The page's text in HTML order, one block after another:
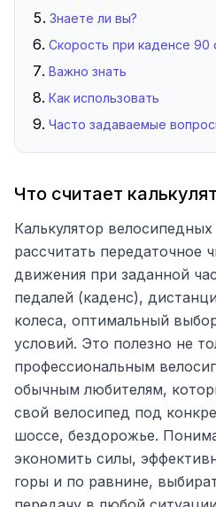
Знаете ли вы?
Скорость при каденсе 90
Важно знать
Как использовать
Часто задаваемые
Что считает
Калькулятор
рассчитать передаточное
движения при заданной
педалей (каденс),
колеса, оптимальный
условий. Это полезно не
профессиональным
обычным любителям,
свой велосипед под
шоссе, бездорожье.
экономить силы,
горы и по равнине,